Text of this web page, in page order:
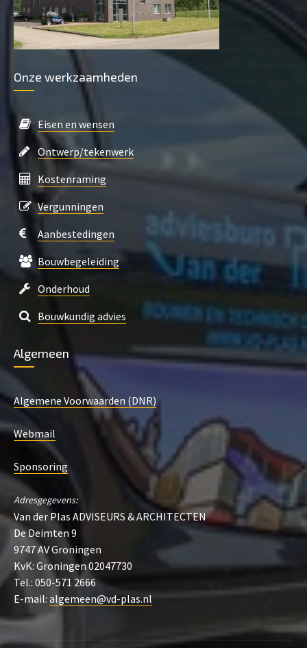
Onze werkzaamheden
Eisen en wensen
Ontwerp/tekenwerk
Kostenraming
Vergunningen
Aanbestedingen
Bouwbegeleiding
Onderhoud
Bouwkundig advies
Algemeen
Algemene Voorwaarden (DNR)
Webmail
Sponsoring
Adresgegevens:
Van der Plas ADVISEURS & ARCHITECTEN
De Deimten 9
9747 AV Groningen
KvK: Groningen 02047730
Tel.: 050-571 2666
E-mail: algemeen@vd-plas.nl